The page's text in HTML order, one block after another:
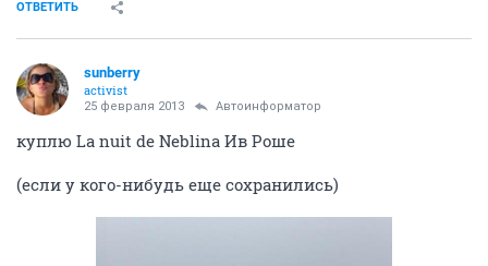
ОТВЕТИТЬ
sunberry
activist
25 февраля 2013 Автоинформатор
куплю La nuit de Neblina Ив Роше
(если у кого-нибудь еще сохранились)